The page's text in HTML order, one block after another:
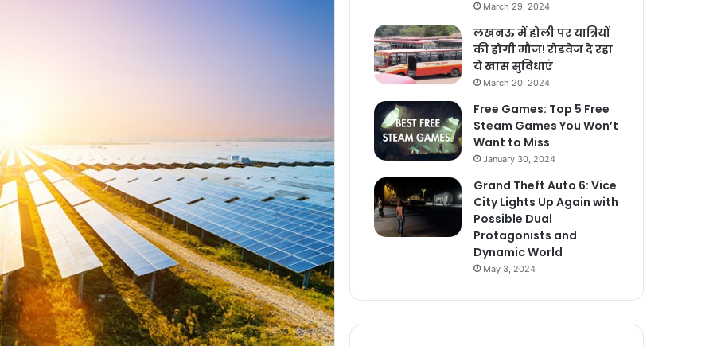
March 29, 2024
लखनऊ में होली पर यात्रियों
की होगी मौज! रोडवेज दे रहा
ये खास सुविधाएं
March 20, 2024
Free Games: Top 5 Free
Steam Games You Won’t
Want to Miss
January 30, 2024
Grand Theft Auto 6: Vice
City Lights Up Again with
Possible Dual
Protagonists and
Dynamic World
May 3, 2024